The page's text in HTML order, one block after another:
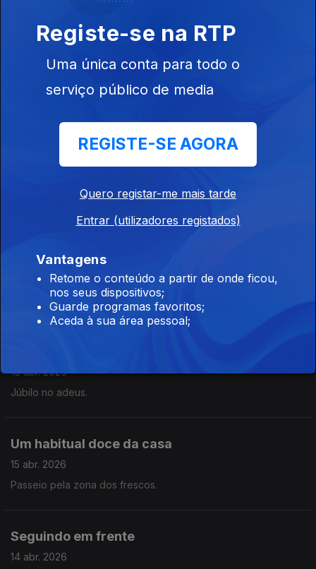
Do que é àspero e belo.
10 anos sem Prince
21 abr. 2026
Império dos Sentidos
Circunvalasound
20 abr. 2026
RnR Hall of Fame, Coachela e Massive Attack
16 abr. 2026
Júbilo no adeus.
Um habitual doce da casa
15 abr. 2026
Passeio pela zona dos frescos.
Seguindo em frente
14 abr. 2026
Registe-se na RTP
Uma única conta para todo o
serviço público de media
REGISTE-SE AGORA
Quero registar-me mais tarde
Entrar (utilizadores registados)
Vantagens
Retome o conteúdo a partir de onde ficou,
nos seus dispositivos;
Guarde programas favoritos;
Aceda à sua área pessoal;